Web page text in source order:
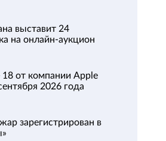
выставит 24
на онлайн-аукцион
18 от компании Apple
2026 года
зарегистрирован в